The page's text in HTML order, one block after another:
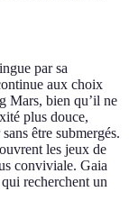
par sa
aux choix
Mars, bien qu’il ne
plus douce,
être submergés.
les jeux de
conviviale. Gaia
recherchent un